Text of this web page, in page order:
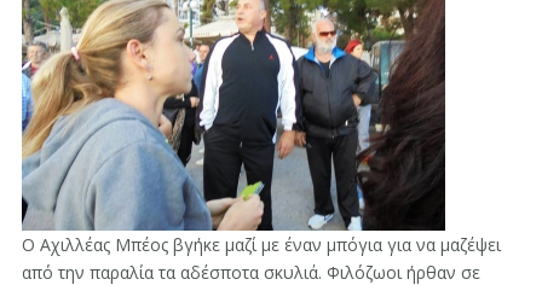
Ο Αχιλλέας Μπέος βγήκε μαζί με έναν μπόγια για να μαζέψει
από την παραλία τα αδέσποτα σκυλιά. Φιλόζωοι ήρθαν σε